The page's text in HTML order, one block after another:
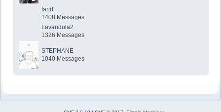
farid
1408 Messages
Lavandula2
1326 Messages
STEPHANE
1040 Messages